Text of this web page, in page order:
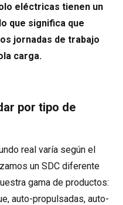
eléctricas tienen un
que significa que
jornadas de trabajo
carga.
por tipo de
real varía según el
un SDC diferente
gama de productos:
auto-propulsadas, auto-